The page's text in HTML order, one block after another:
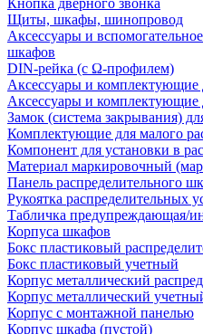
Кнопка дверного звонка
Щиты, шкафы, шинопровод
Аксессуары и
шкафов
DIN-рейка (с Ω-профилем)
Аксессуары и комплектующие
Аксессуары и комплектующие
Замок (система закрывания)
Комплектующие для малого
Компонент для установки в
Материал маркировочный
Панель распределительного
Рукоятка распределительных
Табличка предупреждающая/
Корпуса шкафов
Бокс пластиковый
Бокс пластиковый учетный
Корпус металлический
Корпус металлический
Корпус с монтажной панелью
Корпус шкафа (пустой)